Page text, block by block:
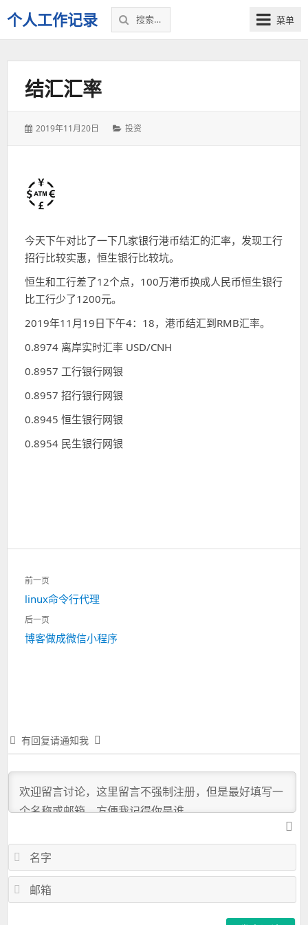
个人工作记录
搜
索：
菜单
结汇汇率
发
2019年11月20日
分
投资
今天下午对比了一下几家银行港币结汇的汇率，发现工行
招行比较实惠，恒生银行比较坑。
恒生和工行差了12个点，100万港币换成人民币恒生银行
比工行少了1200元。
2019年11月19日下午4：18，港币结汇到RMB汇率。
0.8974 离岸实时汇率 USD/CNH
0.8957 工行银行网银
0.8957 招行银行网银
0.8945 恒生银行网银
0.8954 民生银行网银
文
章
导
航
前一页
上
一
linux命令行代理
后一页
下
博客做成微信小程序
有回复请通知我